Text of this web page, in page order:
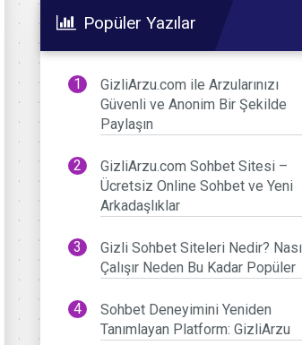
Popüler Yazılar
GizliArzu.com ile Arzularınızı
Güvenli ve Anonim Bir Şekilde
Paylaşın
GizliArzu.com Sohbet Sitesi –
Ücretsiz Online Sohbet ve Yeni
Arkadaşlıklar
Gizli Sohbet Siteleri Nedir?
Çalışır Neden Bu Kadar Popüler
Sohbet Deneyimini Yeniden
Tanımlayan Platform: GizliArzu